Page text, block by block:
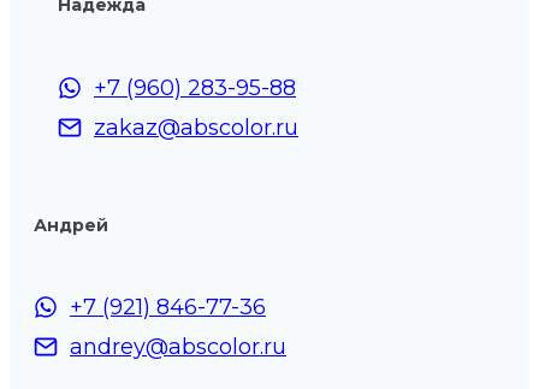
Надежда
+7 (960) 283-95-88
zakaz@abscolor.ru
Андрей
+7 (921) 846-77-36
andrey@abscolor.ru